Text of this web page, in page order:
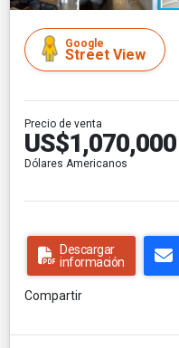
Google
Street View
Precio de venta
US$1,070,000
Dólares Americanos
Descargar
información
Compartir